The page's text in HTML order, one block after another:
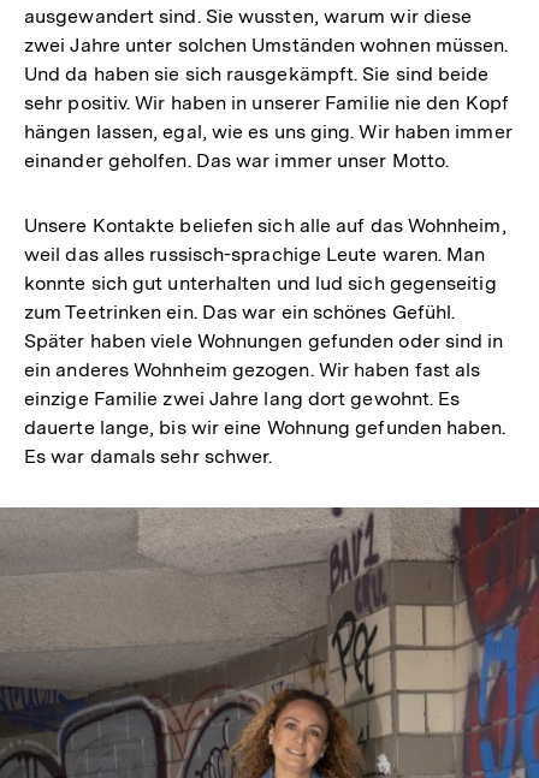
ausgewandert sind. Sie wussten, warum wir diese
zwei Jahre unter solchen Umständen wohnen müssen.
Und da haben sie sich rausgekämpft. Sie sind beide
sehr positiv. Wir haben in unserer Familie nie den Kopf
hängen lassen, egal, wie es uns ging. Wir haben immer
einander geholfen. Das war immer unser Motto.
Unsere Kontakte beliefen sich alle auf das Wohnheim,
weil das alles russisch-sprachige Leute waren. Man
konnte sich gut unterhalten und lud sich gegenseitig
zum Teetrinken ein. Das war ein schönes Gefühl.
Später haben viele Wohnungen gefunden oder sind in
ein anderes Wohnheim gezogen. Wir haben fast als
einzige Familie zwei Jahre lang dort gewohnt. Es
dauerte lange, bis wir eine Wohnung gefunden haben.
Es war damals sehr schwer.